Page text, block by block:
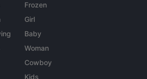
Frozen
Girl
Baby
Woman
Cowboy
Kids